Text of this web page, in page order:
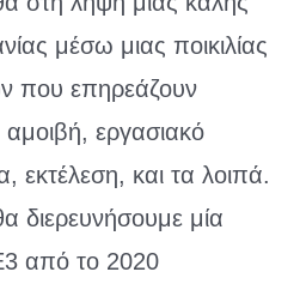
μέσω μιας ποικιλίας
που επηρεάζουν
εργασιακό
εκτέλεση, και τα λοιπά.
διερευνήσουμε μία
από το 2020